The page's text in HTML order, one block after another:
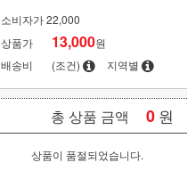
소비자가22,000
상품가
13,000원
배송비
(조건) 지역별
총 상품 금액 0 원
상품이 품절되었습니다.